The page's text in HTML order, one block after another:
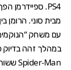
PS4
. ספיידרמן
מבית סוני. הרומן
עם משחק